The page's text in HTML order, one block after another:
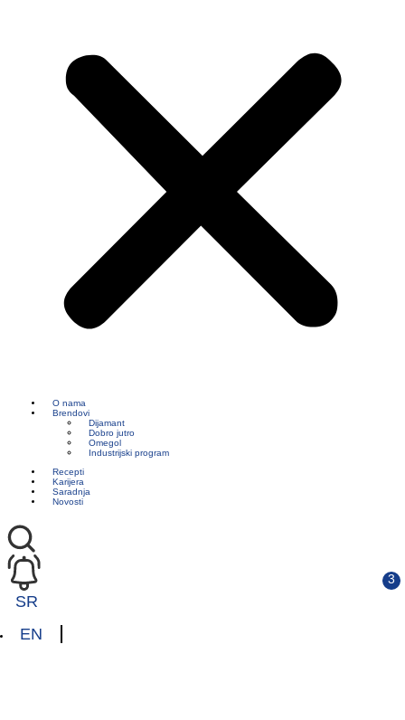
O nama
Brendovi
Dijamant
Dobro jutro
Omegol
Industrijski program
Recepti
Karijera
Saradnja
Novosti
SR
EN